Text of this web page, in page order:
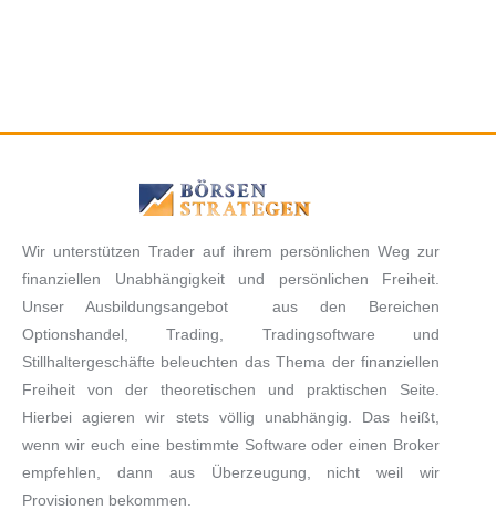
Wir unterstützen Trader auf ihrem persönlichen Weg zur
finanziellen Unabhängigkeit und persönlichen Freiheit.
Unser Ausbildungsangebot aus den Bereichen
Optionshandel, Trading, Tradingsoftware und
Stillhaltergeschäfte beleuchten das Thema der finanziellen
Freiheit von der theoretischen und praktischen Seite.
Hierbei agieren wir stets völlig unabhängig. Das heißt,
wenn wir euch eine bestimmte Software oder einen Broker
empfehlen, dann aus Überzeugung, nicht weil wir
Provisionen bekommen.